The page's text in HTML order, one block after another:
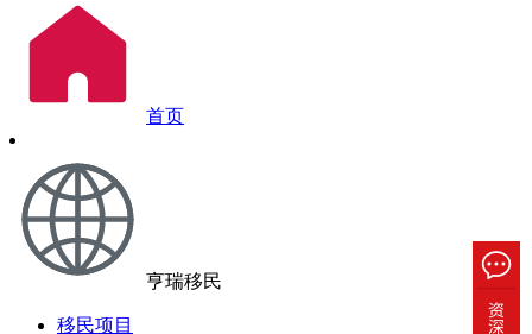
首页
亨瑞移民
移民项目